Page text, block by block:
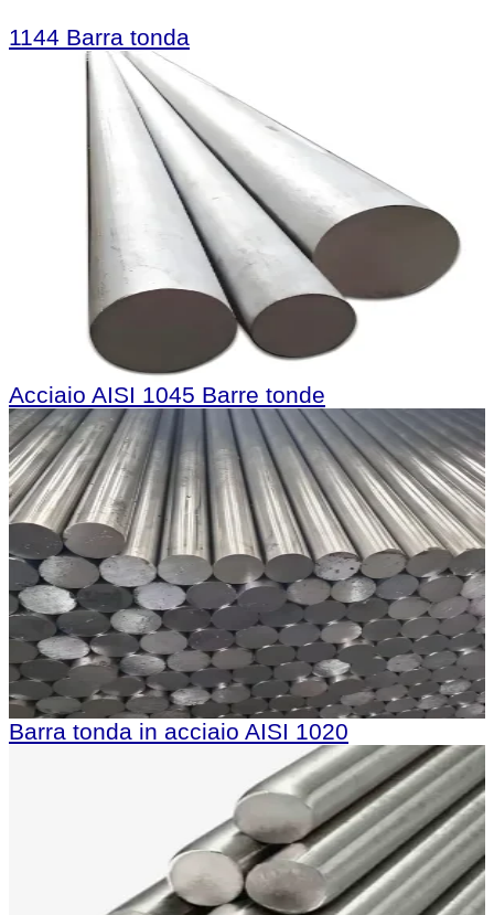
1144 Barra tonda
Acciaio AISI 1045 Barre tonde
Barra tonda in acciaio AISI 1020